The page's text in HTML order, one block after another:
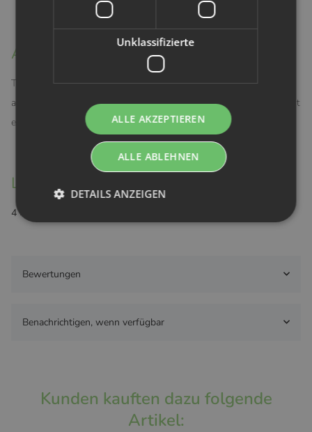
Aufbewahrung
Trocken und bei Raumtemperatur lagern. Verpackungsmaterial bitte
außerhalb der Reichweite von Kindern aufbewahren und fachgerecht
entsorgen.
Lieferumfang
4 × Wochenbett-Unterwäsche
Bewertungen
Benachrichtigen, wenn verfügbar
Kunden kauften dazu folgende
Artikel:
Unklassifizierte
ALLE AKZEPTIEREN
ALLE ABLEHNEN
DETAILS ANZEIGEN